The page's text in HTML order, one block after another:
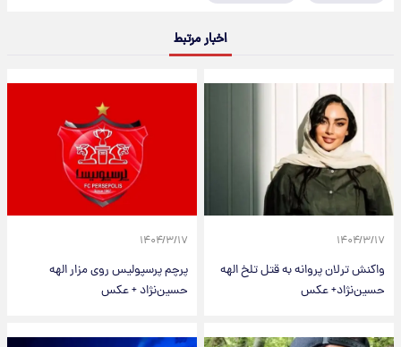
اخبار مرتبط
۱۴۰۴/۳/۱۷
واکنش ترلان پروانه به قتل تلخ الهه
حسین‌نژاد+ عکس
۱۴۰۴/۳/۱۷
پرچم پرسپولیس روی مزار الهه
حسین‌نژاد + عکس